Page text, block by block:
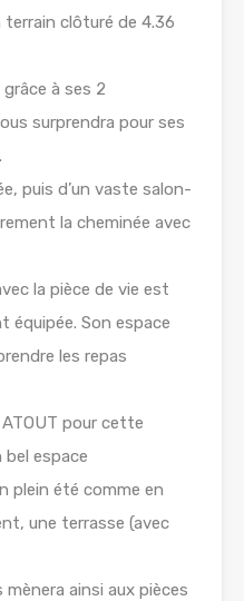
clôturé de 4.36
à ses 2
surprendra pour ses
puis d’un vaste salon-
la cheminée avec
la pièce de vie est
équipée. Son espace
les repas
pour cette
espace
plein été comme en
une terrasse (avec
ainsi aux pièces